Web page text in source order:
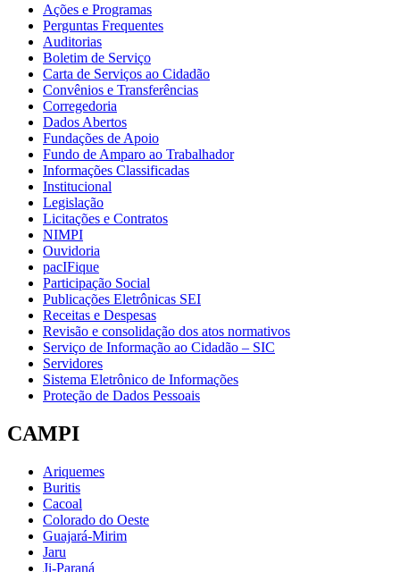
Ações e Programas
Perguntas Frequentes
Auditorias
Boletim de Serviço
Carta de Serviços ao Cidadão
Convênios e Transferências
Corregedoria
Dados Abertos
Fundações de Apoio
Fundo de Amparo ao Trabalhador
Informações Classificadas
Institucional
Legislação
Licitações e Contratos
NIMPI
Ouvidoria
pacIFique
Participação Social
Publicações Eletrônicas SEI
Receitas e Despesas
Revisão e consolidação dos atos normativos
Serviço de Informação ao Cidadão – SIC
Servidores
Sistema Eletrônico de Informações
Proteção de Dados Pessoais
CAMPI
Ariquemes
Buritis
Cacoal
Colorado do Oeste
Guajará-Mirim
Jaru
Ji-Paraná